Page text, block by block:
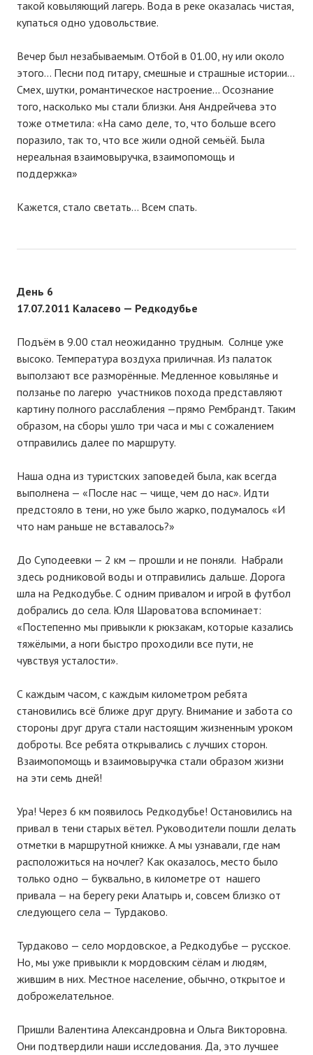
такой ковыляющий лагерь. Вода в реке оказалась чистая,
купаться одно удовольствие.
Вечер был незабываемым. Отбой в 01.00, ну или около
этого… Песни под гитару, смешные и страшные истории…
Смех, шутки, романтическое настроение… Осознание
того, насколько мы стали близки. Аня Андрейчева это
тоже отметила: «На само деле, то, что больше всего
поразило, так то, что все жили одной семьёй. Была
нереальная взаимовыручка, взаимопомощь и
поддержка»
Кажется, стало светать… Всем спать.
День 6
17.07.2011 Каласево — Редкодубье
Подъём в 9.00 стал неожиданно трудным. Солнце уже
высоко. Температура воздуха приличная. Из палаток
выползают все разморённые. Медленное ковылянье и
ползанье по лагерю участников похода представляют
картину полного расслабления —прямо Рембрандт. Таким
образом, на сборы ушло три часа и мы с сожалением
отправились далее по маршруту.
Наша одна из туристских заповедей была, как всегда
выполнена — «После нас — чище, чем до нас». Идти
предстояло в тени, но уже было жарко, подумалось «И
что нам раньше не вставалось?»
До Суподеевки — 2 км — прошли и не поняли. Набрали
здесь родниковой воды и отправились дальше. Дорога
шла на Редкодубье. С одним привалом и игрой в футбол
добрались до села. Юля Шароватова вспоминает:
«Постепенно мы привыкли к рюкзакам, которые казались
тяжёлыми, а ноги быстро проходили все пути, не
чувствуя усталости».
С каждым часом, с каждым километром ребята
становились всё ближе друг другу. Внимание и забота со
стороны друг друга стали настоящим жизненным уроком
доброты. Все ребята открывались с лучших сторон.
Взаимопомощь и взаимовыручка стали образом жизни
на эти семь дней!
Ура! Через 6 км появилось Редкодубье! Остановились на
привал в тени старых вётел. Руководители пошли делать
отметки в маршрутной книжке. А мы узнавали, где нам
расположиться на ночлег? Как оказалось, место было
только одно — буквально, в километре от нашего
привала — на берегу реки Алатырь и, совсем близко от
следующего села — Турдаково.
Турдаково — село мордовское, а Редкодубье — русское.
Но, мы уже привыкли к мордовским сёлам и людям,
жившим в них. Местное население, обычно, открытое и
доброжелательное.
Пришли Валентина Александровна и Ольга Викторовна.
Они подтвердили наши исследования. Да, это лучшее